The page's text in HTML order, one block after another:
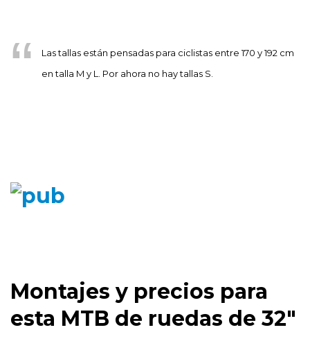
Las tallas están pensadas para ciclistas entre 170 y 192 cm
en talla M y L. Por ahora no hay tallas S.
Montajes y precios para
esta MTB de ruedas de 32"